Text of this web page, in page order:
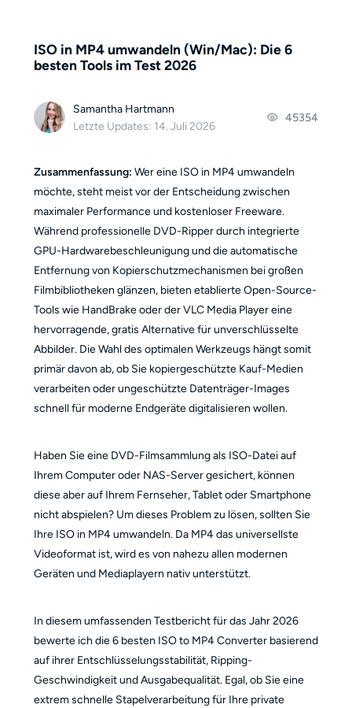
ISO in MP4 umwandeln (Win/Mac): Die 6
besten Tools im Test 2026
Samantha Hartmann
Letzte Updates: 14. Juli 2026
45354
Zusammenfassung: Wer eine ISO in MP4 umwandeln
möchte, steht meist vor der Entscheidung zwischen
maximaler Performance und kostenloser Freeware.
Während professionelle DVD-Ripper durch integrierte
GPU-Hardwarebeschleunigung und die automatische
Entfernung von Kopierschutzmechanismen bei großen
Filmbibliotheken glänzen, bieten etablierte Open-Source-
Tools wie HandBrake oder der VLC Media Player eine
hervorragende, gratis Alternative für unverschlüsselte
Abbilder. Die Wahl des optimalen Werkzeugs hängt somit
primär davon ab, ob Sie kopiergeschützte Kauf-Medien
verarbeiten oder ungeschützte Datenträger-Images
schnell für moderne Endgeräte digitalisieren wollen.
Haben Sie eine DVD-Filmsammlung als ISO-Datei auf
Ihrem Computer oder NAS-Server gesichert, können
diese aber auf Ihrem Fernseher, Tablet oder Smartphone
nicht abspielen? Um dieses Problem zu lösen, sollten Sie
Ihre ISO in MP4 umwandeln. Da MP4 das universellste
Videoformat ist, wird es von nahezu allen modernen
Geräten und Mediaplayern nativ unterstützt.
In diesem umfassenden Testbericht für das Jahr 2026
bewerte ich die 6 besten ISO to MP4 Converter basierend
auf ihrer Entschlüsselungsstabilität, Ripping-
Geschwindigkeit und Ausgabequalität. Egal, ob Sie eine
extrem schnelle Stapelverarbeitung für Ihre private